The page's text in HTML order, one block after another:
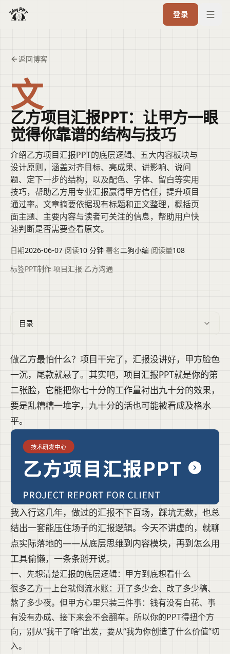
登录
返回博客
文
乙方项目汇报PPT：让甲方一眼
觉得你靠谱的结构与技巧
介绍乙方项目汇报PPT的底层逻辑、五大内容板块与
设计原则，涵盖对齐目标、亮成果、讲影响、说问
题、定下一步的结构，以及配色、字体、留白等实用
技巧，帮助乙方用专业汇报赢得甲方信任，提升项目
通过率。文章摘要依据现有标题和正文整理，概括页
面主题、主要内容与读者可关注的信息，帮助用户快
速判断是否需要查看原文。
日期2026-06-07 阅读10 分钟 署名二狗小编 阅读量108
标签PPT制作 项目汇报 乙方沟通
目录
做乙方最怕什么？项目干完了，汇报没讲好，甲方脸色
一沉，尾款就悬了。其实吧，项目汇报PPT就是你的第
二张脸，它能把你七十分的工作量衬出九十分的效果，
要是乱糟糟一堆字，九十分的活也可能被看成及格水
平。
我入行这几年，做过的汇报不下百场，踩坑无数，也总
结出一套能压住场子的汇报逻辑。今天不讲虚的，就聊
点实际落地的——从底层思维到内容模块，再到怎么用
工具偷懒，一条条掰开说。
一、先想清楚汇报的底层逻辑：甲方到底想看什么
很多乙方一上台就倒流水账：开了多少会、改了多少稿、
熬了多少夜。但甲方心里只装三件事：钱有没有白花、事
有没有办成、接下来会不会翻车。所以你的PPT得扭个方
向，别从“我干了啥”出发，要从“我为你创造了什么价值”切
入。